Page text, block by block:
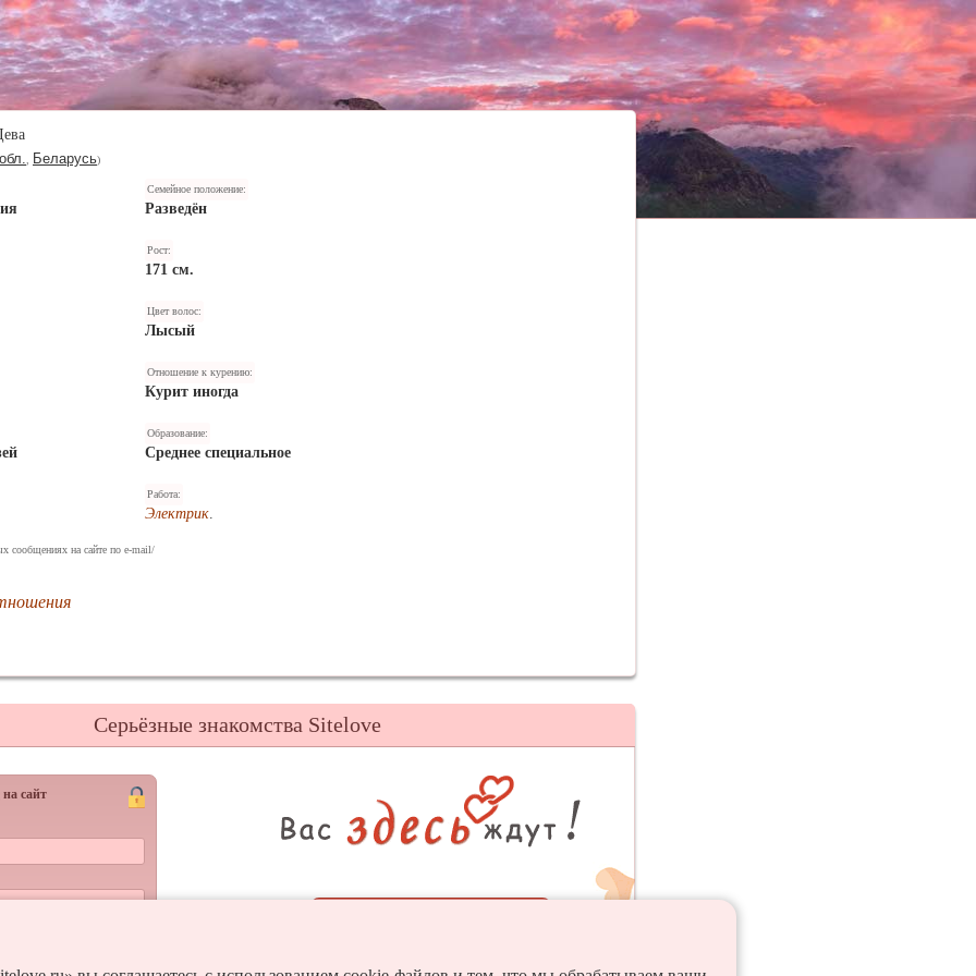
Беларусь)
Семейное положение:
Разведён
Рост:
171 см.
Цвет волос:
Лысый
Отношение к курению:
Курит иногда
Образование:
Среднее специальное
Работа:
Электрик.
сообщениях на сайте по e-mail/
Серьёзные знакомства Sitelove
сайт